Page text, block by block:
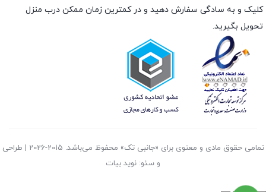
کلیک و به سادگی سفارش دهید و در کمترین زمان ممکن درب منزل
تحویل بگیرید.
تمامی حقوق مادی و معنوی برای «جانبی تک» محفوظ می‌باشد. 2015-2026 | طراحی
و سئو: نوید بیات